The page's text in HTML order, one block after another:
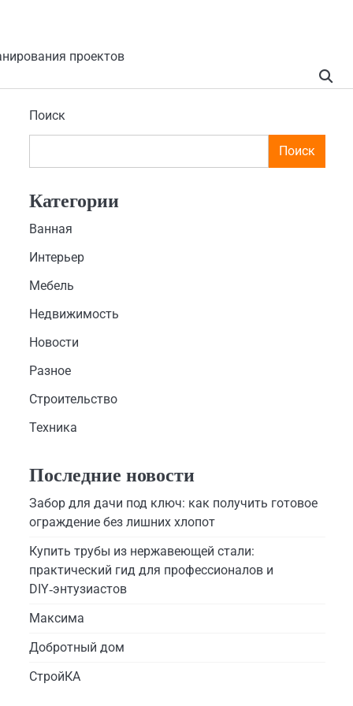
проектов
Поиск
Поиск
Категории
Ванная
Интерьер
Мебель
Недвижимость
Новости
Разное
Строительство
Техника
Последние новости
Забор для дачи под ключ: как получить готовое
ограждение без лишних хлопот
Купить трубы из нержавеющей стали:
практический гид для профессионалов и
DIY‑энтузиастов
Максима
Добротный дом
СтройКА